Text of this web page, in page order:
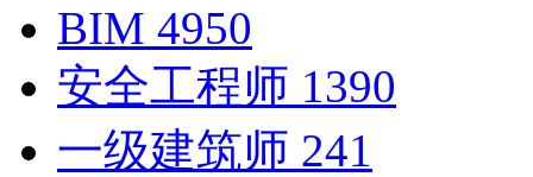
BIM 4950
安全工程师 1390
一级建筑师 241